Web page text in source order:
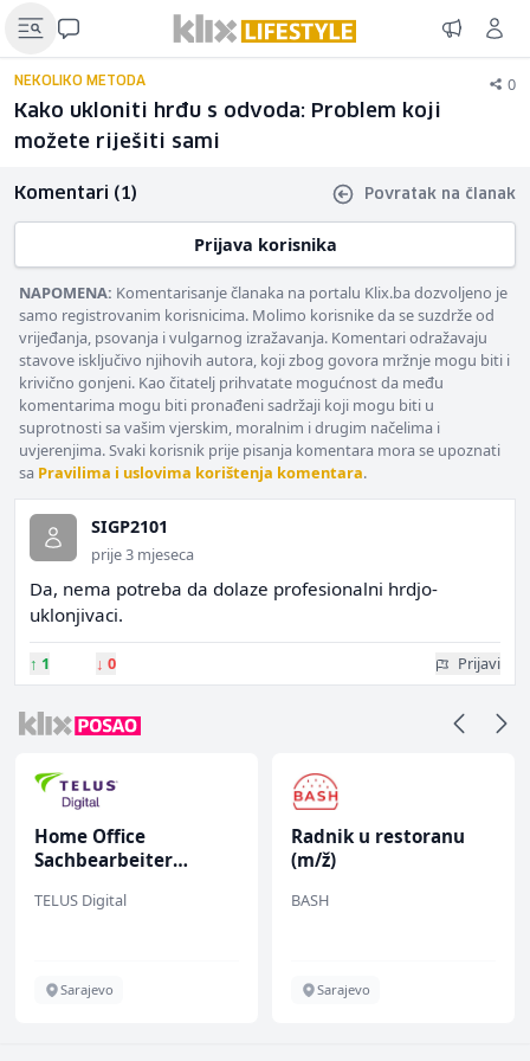
NEKOLIKO METODA 0
Kako ukloniti hrđu s odvoda: Problem koji
možete riješiti sami
Komentari (1) Povratak na članak
Prijava korisnika
NAPOMENA: Komentarisanje članaka na portalu Klix.ba dozvoljeno je
samo registrovanim korisnicima. Molimo korisnike da se suzdrže od
vrijeđanja, psovanja i vulgarnog izražavanja. Komentari odražavaju
stavove isključivo njihovih autora, koji zbog govora mržnje mogu biti i
krivično gonjeni. Kao čitatelj prihvatate mogućnost da među
komentarima mogu biti pronađeni sadržaji koji mogu biti u
suprotnosti sa vašim vjerskim, moralnim i drugim načelima i
uvjerenjima. Svaki korisnik prije pisanja komentara mora se upoznati
sa Pravilima i uslovima korištenja komentara.
SIGP2101
prije 3 mjeseca
Da, nema potreba da dolaze profesionalni hrdjo-
uklonjivaci.
↑ 1 ↓ 0 Prijavi
Home Office
Sachbearbeiter
bekannten deutschen
TELUS Digital
Sarajevo
Radnik u restoranu
(m/ž)
BASH
Sarajevo